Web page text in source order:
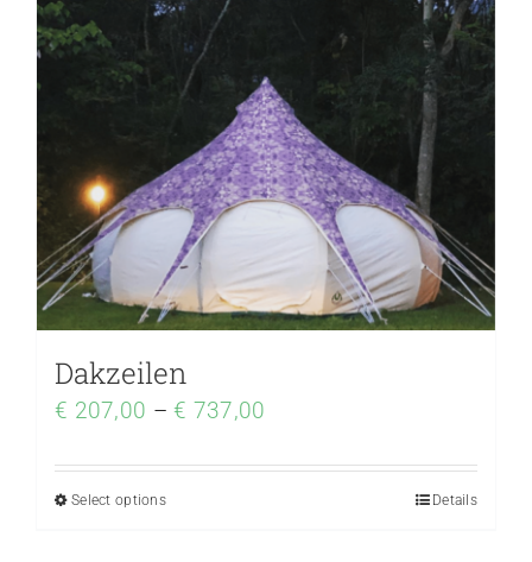
WINKELWAGEN
Dakzeilen
€ 207,00 –€ 737,00
Select options Details